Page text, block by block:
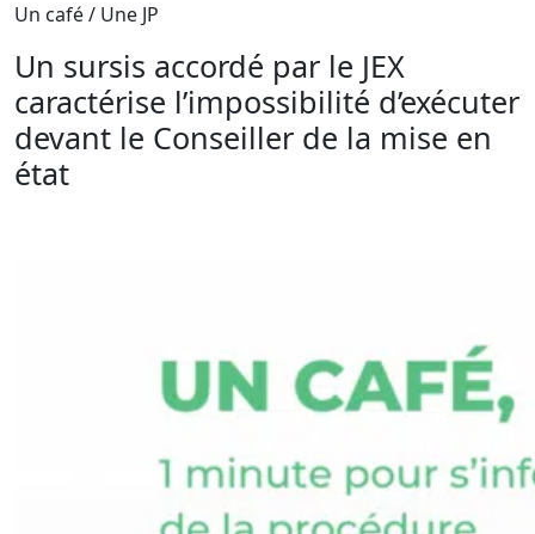
Un café / Une JP
Un sursis accordé par le JEX
caractérise l’impossibilité d’exécuter
devant le Conseiller de la mise en
état